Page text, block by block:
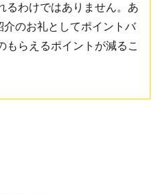
るわけではありません。あ
介のお礼としてポイントバ
もらえるポイントが減るこ